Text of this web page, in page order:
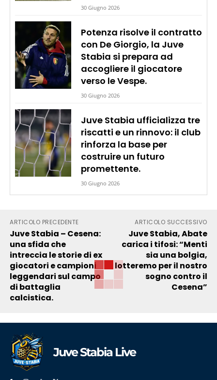
30 Giugno 2026
Potenza risolve il contratto
con De Giorgio, la Juve
Stabia si prepara ad
accogliere il giocatore
verso le Vespe.
30 Giugno 2026
Juve Stabia ufficializza tre
riscatti e un rinnovo: il club
rinforza la base per
costruire un futuro
promettente.
30 Giugno 2026
ARTICOLO PRECEDENTE
Juve Stabia – Cesena:
una sfida che
intreccia le storie di ex
giocatori e campioni
leggendari sul campo
di battaglia
calcistica.
ARTICOLO SUCCESSIVO
Juve Stabia, Abate
carica i tifosi: “Menti
sia una bolgia,
lotteremo per il nostro
sogno contro il
Cesena”
Juve Stabia Live